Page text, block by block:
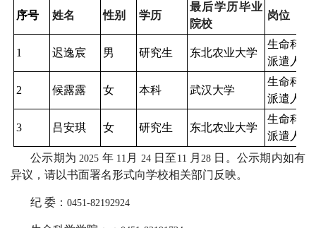
序号 姓名 性别 学历
最后学历毕业
院校
岗位
1 迟逸宸 男 研究生 东北农业大学
生命科学
派遣人才
2 候露露 女 本科 武汉大学
生命科学
派遣人才
3 吕安琪 女 研究生 东北农业大学
生命科学
派遣人才
公示期为 2025 年 11 月 24 日至 11 月 28 日。公示期内如有
异议，请以书面署名形式向学校相关部门反映。
纪 委： 0451-82192924